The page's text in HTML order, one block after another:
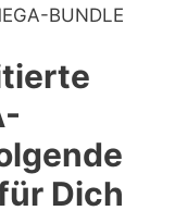
BUNDLE
Dich